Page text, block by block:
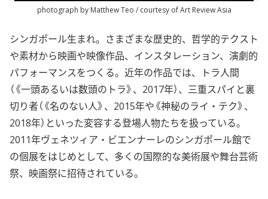
photograph by Matthew Teo / courtesy of Art Review Asia
シンガポール生まれ。さまざまな歴史的、哲学的テクスト
や素材から映画や映像作品、インスタレーション、演劇的
パフォーマンスをつくる。近年の作品では、トラ人間
（《一頭あるいは数頭のトラ》、2017年）、三重スパイと裏
切り者（《名のない人》、2015年や《神秘のライ・テク》、
2018年）といった変容する登場人物たちを扱っている。
2011年ヴェネツィア・ビエンナーレのシンガポール館で
の個展をはじめとして、多くの国際的な美術展や舞台芸術
祭、映画祭に招待されている。